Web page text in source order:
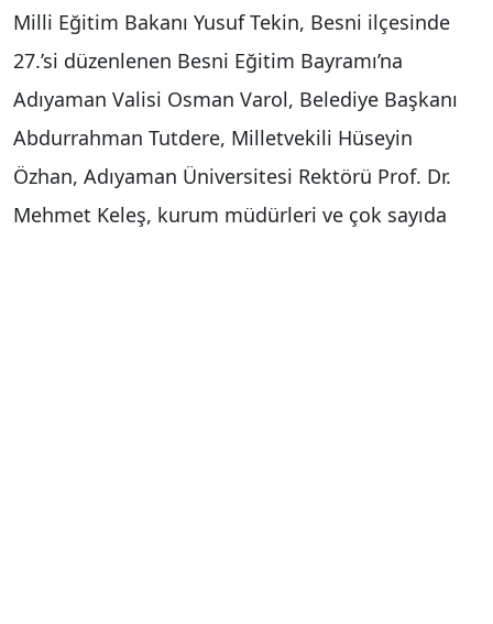
Milli Eğitim Bakanı Yusuf Tekin, Besni ilçesinde
27.’si düzenlenen Besni Eğitim Bayramı’na
Adıyaman Valisi Osman Varol, Belediye Başkanı
Abdurrahman Tutdere, Milletvekili Hüseyin
Özhan, Adıyaman Üniversitesi Rektörü Prof. Dr.
Mehmet Keleş, kurum müdürleri ve çok sayıda